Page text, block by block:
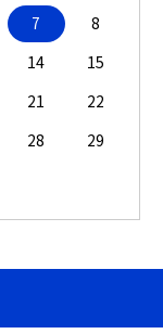
7
8
14
15
21
22
28
29